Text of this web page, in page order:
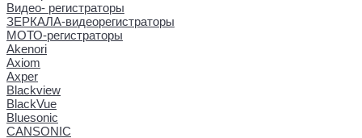
Видео- регистраторы
ЗЕРКАЛА-видеорегистраторы
МОТО-регистраторы
Akenori
Axiom
Axper
Blackview
BlackVue
Bluesonic
CANSONIC